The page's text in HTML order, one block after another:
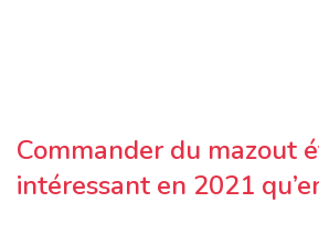
Commander du mazout
intéressant en 2021